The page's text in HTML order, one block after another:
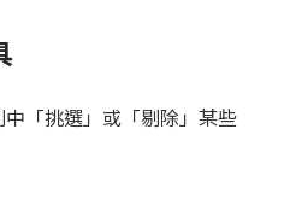
「挑選」或「剔除」某些